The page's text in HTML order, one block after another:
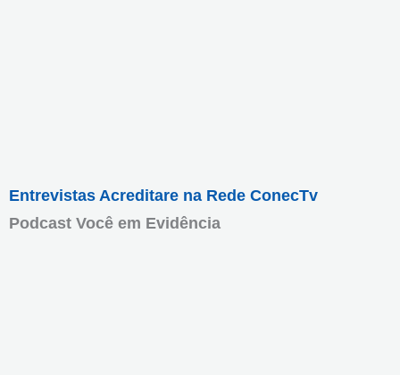
Entrevistas Acreditare na Rede ConecTv
Podcast Você em Evidência